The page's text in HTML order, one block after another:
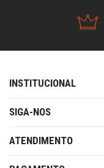
INSTITUCIONAL
SIGA-NOS
ATENDIMENTO